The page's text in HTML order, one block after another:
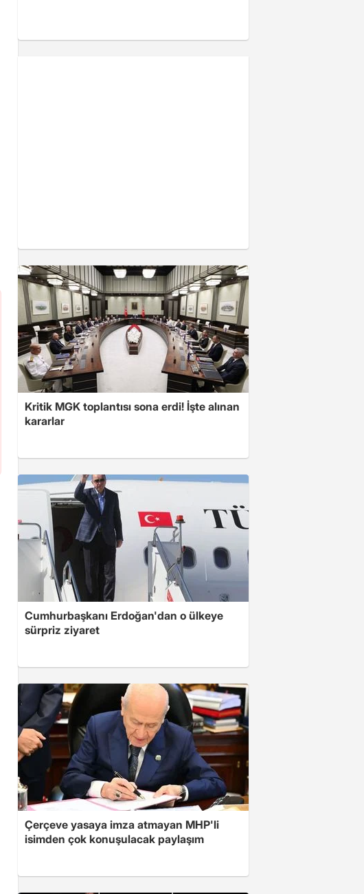
Kritik MGK toplantısı sona erdi! İşte alınan
kararlar
Cumhurbaşkanı Erdoğan'dan o ülkeye
sürpriz ziyaret
Çerçeve yasaya imza atmayan MHP'li
isimden çok konuşulacak paylaşım